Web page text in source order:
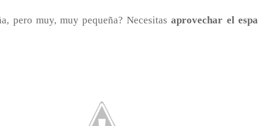
pero muy, muy pequeña? Necesitasaprovechar el